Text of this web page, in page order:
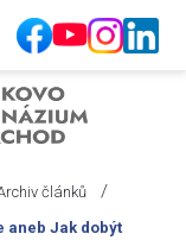
článků /
aneb Jak dobýt